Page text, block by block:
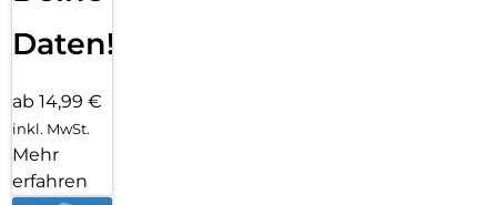
Daten!
ab 14,99 €
inkl. MwSt.
Mehr
erfahren